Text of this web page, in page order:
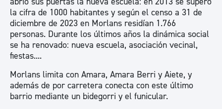
la cifra de 1000 habitantes y según el censo a 31 de
diciembre de 2023 en Morlans residían 1.766
personas. Durante los últimos años la dinámica social
se ha renovado: nueva escuela, asociación vecinal,
fiestas....
Morlans limita con Amara, Amara Berri y Aiete, y
además de por carretera conecta con este último
barrio mediante un bidegorri y el funicular.